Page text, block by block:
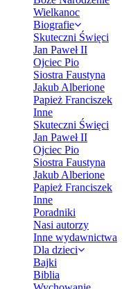
Wielkanoc
Biografie
Skuteczni Święci
Jan Paweł II
Ojciec Pio
Siostra Faustyna
Jakub Alberione
Papież Franciszek
Inne
Skuteczni Święci
Jan Paweł II
Ojciec Pio
Siostra Faustyna
Jakub Alberione
Papież Franciszek
Inne
Poradniki
Nasi autorzy
Inne wydawnictwa
Dla dzieci
Bajki
Biblia